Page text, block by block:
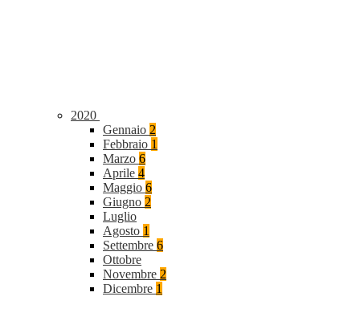
2020
Gennaio 2
Febbraio 1
Marzo 6
Aprile 4
Maggio 6
Giugno 2
Luglio
Agosto 1
Settembre 6
Ottobre
Novembre 2
Dicembre 1